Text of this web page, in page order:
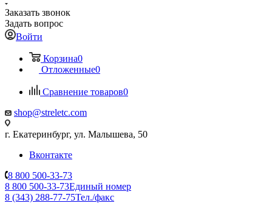
Заказать звонок
Задать вопрос
Войти
Корзина0
Отложенные0
Сравнение товаров0
shop@streletc.com
г. Екатеринбург, ул. Малышева, 50
Вконтакте
8 800 500-33-73
8 800 500-33-73Единый номер
8 (343) 288-77-75Тел./факс